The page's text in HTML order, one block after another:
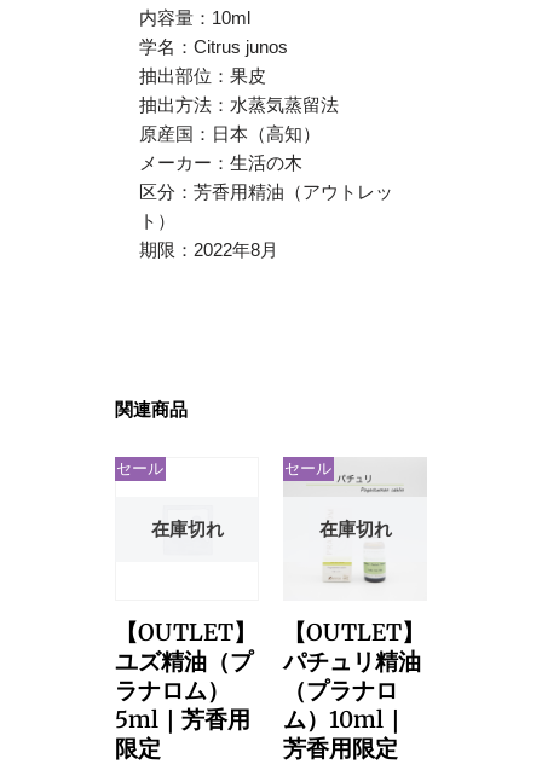
内容量：10ml
学名：Citrus junos
抽出部位：果皮
抽出方法：水蒸気蒸留法
原産国：日本（高知）
メーカー：生活の木
区分：芳香用精油（アウトレッ
ト）
期限：2022年8月
関連商品
在庫切れ
セール
【OUTLET】
ユズ精油（プ
ラナロム）
5ml｜芳香用
限定
在庫切れ
セール
【OUTLET】
パチュリ精油
（プラナロ
ム）10ml｜
芳香用限定